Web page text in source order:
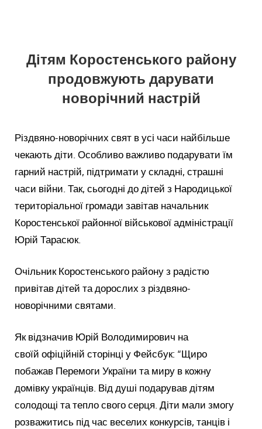
Дітям Коростенського району
продовжують дарувати
новорічний настрій
Різдвяно-новорічних свят в усі часи найбільше
чекають діти. Особливо важливо подарувати їм
гарний настрій, підтримати у складні, страшні
часи війни. Так, сьогодні до дітей з Народицької
територіальної громади завітав начальник
Коростенської районної військової адміністрації
Юрій Тарасюк.
Очільник Коростенського району з радістю
привітав дітей та дорослих з різдвяно-
новорічними святами.
Як відзначив Юрій Володимирович на
своїй офіційній сторінці у Фейсбук: “Щиро
побажав Перемоги України та миру в кожну
домівку українців. Від душі подарував дітям
солодощі та тепло свого серця. Діти мали змогу
розважитись під час веселих конкурсів, танців і